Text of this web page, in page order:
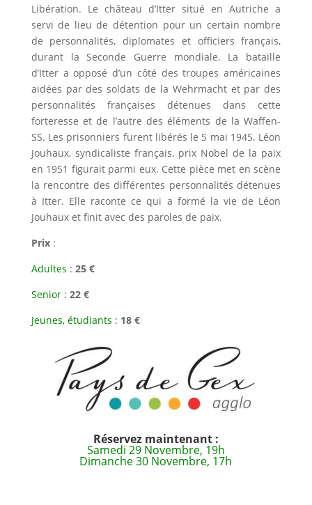
Libération. Le château d’Itter situé en Autriche a
servi de lieu de détention pour un certain nombre
de personnalités, diplomates et officiers français,
durant la Seconde Guerre mondiale. La bataille
d’Itter a opposé d’un côté des troupes américaines
aidées par des soldats de la Wehrmacht et par des
personnalités françaises détenues dans cette
forteresse et de l’autre des éléments de la Waffen-
SS. Les prisonniers furent libérés le 5 mai 1945. Léon
Jouhaux, syndicaliste français, prix Nobel de la paix
en 1951 figurait parmi eux. Cette pièce met en scène
la rencontre des différentes personnalités détenues
à Itter. Elle raconte ce qui a formé la vie de Léon
Jouhaux et finit avec des paroles de paix.
Prix :
Adultes : 25 €
Senior : 22 €
Jeunes, étudiants : 18 €
Réservez maintenant :
Samedi 29 Novembre, 19h
Dimanche 30 Novembre, 17h